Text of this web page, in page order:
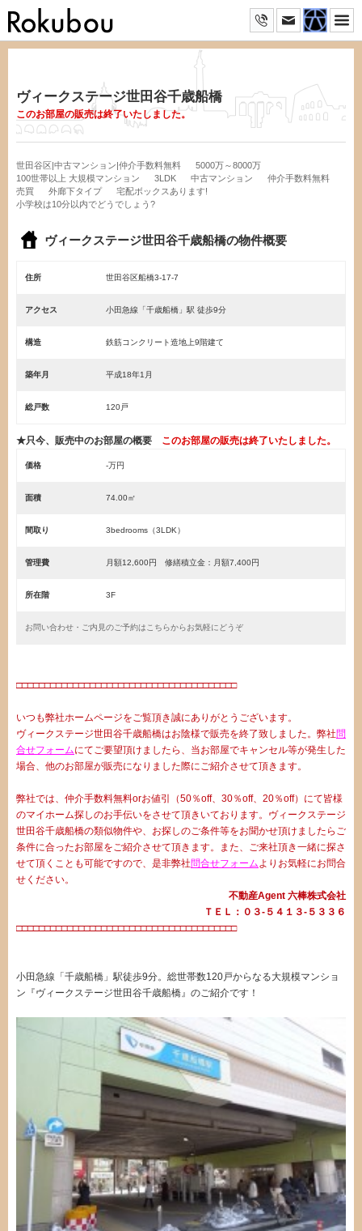
ヴィークステージ世田谷千歳船橋
このお部屋の販売は終了いたしました。
世田谷区|中古マンション|仲介手数料無料
5000万～8000万
100世帯以上 大規模マンション
3LDK 中古マンション
仲介手数料無料
売買
外廊下タイプ
宅配ボックスあります!
小学校は10分以内でどうでしょう?
ヴィークステージ世田谷千歳船橋の物件概要
住所 世田谷区船橋3-17-7
アクセス 小田急線「千歳船橋」駅 徒歩9分
構造 鉄筋コンクリート造地上9階建て
築年月 平成18年1月
総戸数 120戸
★只今、販売中のお部屋の概要 このお部屋の販売は終了いたしました。
価格 -万円
面積 74.00㎡
間取り 3bedrooms（3LDK）
管理費 月額12,600円 修繕積立金：月額7,400円
所在階 3F
お問い合わせ・ご内見のご予約はこちらからお気軽にどうぞ
□□□□□□□□□□□□□□□□□□□□□□□□□□□□□□□□□□□□□□□
いつも弊社ホームページをご覧頂き誠にありがとうございます。
ヴィークステージ世田谷千歳船橋はお陰様で販売を終了致しました。弊社問
合せフォームにてご要望頂けましたら、当お部屋でキャンセル等が発生した
場合、他のお部屋が販売になりました際にご紹介させて頂きます。
弊社では、仲介手数料無料orお値引（50％off、30％off、20％off）にて皆様
のマイホーム探しのお手伝いをさせて頂きいております。ヴィークステージ
世田谷千歳船橋の類似物件や、お探しのご条件等をお聞かせ頂けましたらご
条件に合ったお部屋をご紹介させて頂きます。また、ご来社頂き一緒に探さ
せて頂くことも可能ですので、是非弊社問合せフォームよりお気軽にお問合
せください。
不動産Agent 六棒株式会社
ＴＥＬ：０３‐５４１３‐５３３６
□□□□□□□□□□□□□□□□□□□□□□□□□□□□□□□□□□□□□□□
小田急線「千歳船橋」駅徒歩9分。総世帯数120戸からなる大規模マンショ
ン『ヴィークステージ世田谷千歳船橋』のご紹介です！